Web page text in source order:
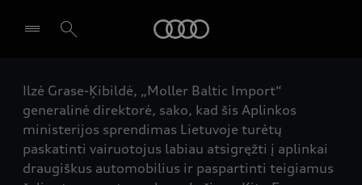
Pasirinkti atstovybę
Ilzė Grase-Ķibildė, „Moller Baltic Import“
generalinė direktorė, sako, kad šis Aplinkos
ministerijos sprendimas Lietuvoje turėtų
paskatinti vairuotojus labiau atsigręžti į aplinkai
draugiškus automobilius ir paspartinti teigiamus